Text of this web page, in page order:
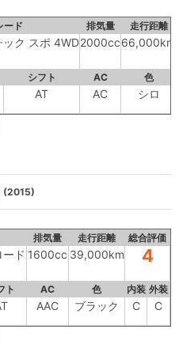
ード 排気量 走行距離
ク スポ 4WD2000cc66,000km
シフト AC 色
AT AC シロ
(2015)
排気量 走行距離 総合評価
ド 1600cc 39,000km 4
ト AC 色 内装 外装
AAC ブラック C C